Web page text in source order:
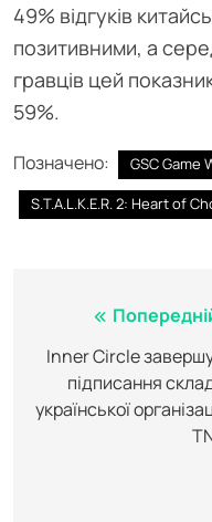
49% відгуків
позитивними, а
гравців цей
59%.
Позначено:
GSC Game
S.T.A.L.K.E.R. 2: Heart of
Навігація
записів
Inner Circle
підписання
української